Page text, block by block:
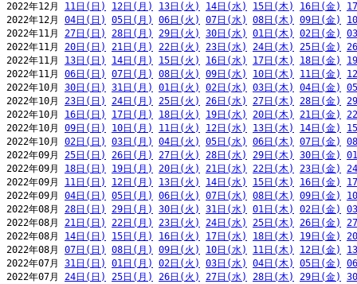
2022年12月 11日(日) 12日(月) 13日(火) 14日(水) 15日(木) 16日(金)
2022年12月 04日(日) 05日(月) 06日(火) 07日(水) 08日(木) 09日(金)
2022年11月 27日(日) 28日(月) 29日(火) 30日(水) 01日(木) 02日(金)
2022年11月 20日(日) 21日(月) 22日(火) 23日(水) 24日(木) 25日(金)
2022年11月 13日(日) 14日(月) 15日(火) 16日(水) 17日(木) 18日(金)
2022年11月 06日(日) 07日(月) 08日(火) 09日(水) 10日(木) 11日(金)
2022年10月 30日(日) 31日(月) 01日(火) 02日(水) 03日(木) 04日(金)
2022年10月 23日(日) 24日(月) 25日(火) 26日(水) 27日(木) 28日(金)
2022年10月 16日(日) 17日(月) 18日(火) 19日(水) 20日(木) 21日(金)
2022年10月 09日(日) 10日(月) 11日(火) 12日(水) 13日(木) 14日(金)
2022年10月 02日(日) 03日(月) 04日(火) 05日(水) 06日(木) 07日(金)
2022年09月 25日(日) 26日(月) 27日(火) 28日(水) 29日(木) 30日(金)
2022年09月 18日(日) 19日(月) 20日(火) 21日(水) 22日(木) 23日(金)
2022年09月 11日(日) 12日(月) 13日(火) 14日(水) 15日(木) 16日(金)
2022年09月 04日(日) 05日(月) 06日(火) 07日(水) 08日(木) 09日(金)
2022年08月 28日(日) 29日(月) 30日(火) 31日(水) 01日(木) 02日(金)
2022年08月 21日(日) 22日(月) 23日(火) 24日(水) 25日(木) 26日(金)
2022年08月 14日(日) 15日(月) 16日(火) 17日(水) 18日(木) 19日(金)
2022年08月 07日(日) 08日(月) 09日(火) 10日(水) 11日(木) 12日(金)
2022年07月 31日(日) 01日(月) 02日(火) 03日(水) 04日(木) 05日(金)
2022年07月 24日(日) 25日(月) 26日(火) 27日(水) 28日(木) 29日(金)